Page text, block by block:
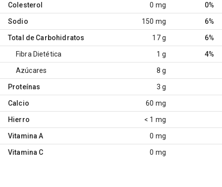
Colesterol 0 mg 0%
Sodio 150 mg 6%
Total de Carbohidratos 17 g 6%
Fibra Dietética 1 g 4%
Azúcares 8 g
Proteínas 3 g
Calcio 60 mg
Hierro < 1 mg
Vitamina A 0 mg
Vitamina C 0 mg